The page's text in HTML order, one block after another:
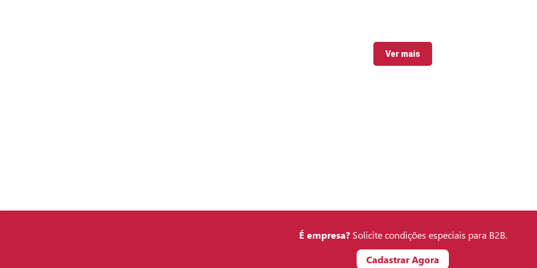
Ver mais
É empresa?Solicite condições especiais para B2B.
Cadastrar Agora